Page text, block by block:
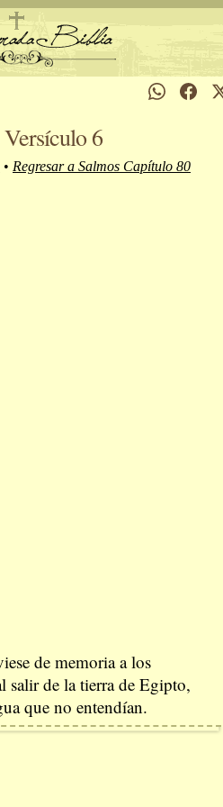
6
• Regresar a Salmos Capítulo 80
de memoria a los
salir de la tierra de Egipto,
que no entendían.